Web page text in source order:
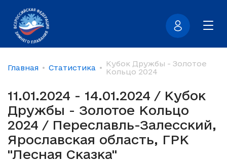
Главная Статистика
Кубок Дружбы - Золотое
Кольцо 2024
11.01.2024 - 14.01.2024 / Кубок
Дружбы - Золотое Кольцо
2024 / Переславль-Залесский,
Ярославская область, ГРК
"Лесная Сказка"